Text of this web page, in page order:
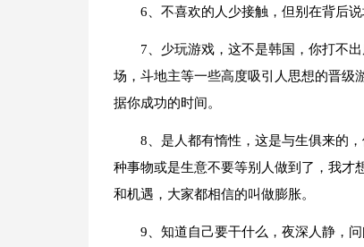
6、不喜欢的人少接触，但别在背后
7、少玩游戏，这不是韩国，你打不
场，斗地主等一些高度吸引人思想的晋级
据你成功的时间。
8、是人都有惰性，这是与生俱来的
种事物或是生意不要等别人做到了，我才
和机遇，大家都相信的叫做膨胀。
9、知道自己要干什么，夜深人静，